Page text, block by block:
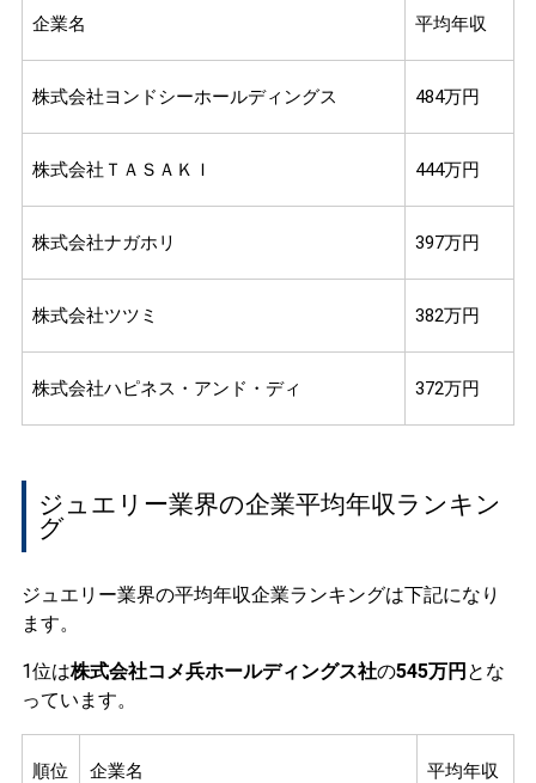
企業名 平均年収
株式会社ヨンドシーホールディングス 484万円
株式会社ＴＡＳＡＫＩ 444万円
株式会社ナガホリ 397万円
株式会社ツツミ 382万円
株式会社ハピネス・アンド・ディ 372万円
ジュエリー業界の企業平均年収ランキン
グ
ジュエリー業界の平均年収企業ランキングは下記になり
ます。
1位は株式会社コメ兵ホールディングス社の545万円 とな
っています。
順位 企業名 平均年収